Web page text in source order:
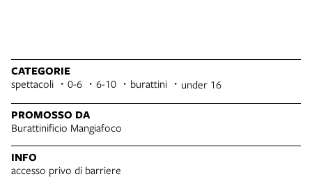
CATEGORIE
spettacoli 0-6 6-10 burattini under 16
PROMOSSO DA
Burattinificio Mangiafoco
INFO
accesso privo di barriere